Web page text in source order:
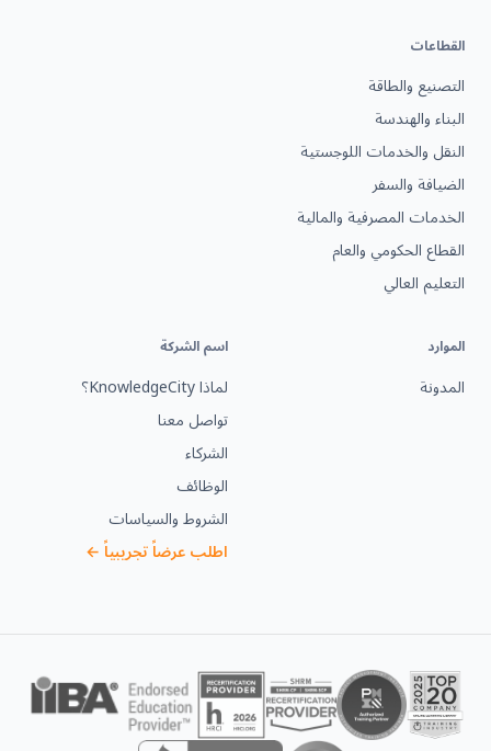
القطاعات
التصنيع والطاقة
البناء والهندسة
النقل والخدمات اللوجستية
الضيافة والسفر
الخدمات المصرفية والمالية
القطاع الحكومي والعام
التعليم العالي
الموارد
المدونة
اسم الشركة
لماذا KnowledgeCity؟
تواصل معنا
الشركاء
الوظائف
الشروط والسياسات
اطلب عرضاً تجريبياً ←